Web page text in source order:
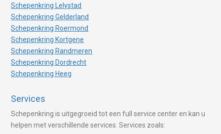
Schepenkring Lelystad
Schepenkring Gelderland
Schepenkring Roermond
Schepenkring Kortgene
Schepenkring Randmeren
Schepenkring Dordrecht
Schepenkring Heeg
Services
Schepenkring is uitgegroeid tot een full service center en kan u
helpen met verschillende services. Services zoals: